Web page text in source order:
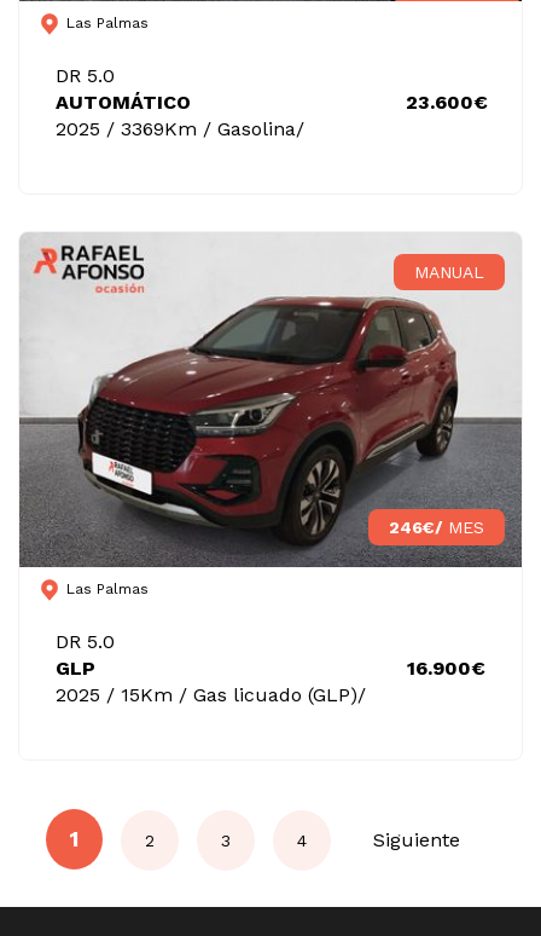
Las Palmas
DR 5.0
AUTOMÁTICO
2025 / 3369Km / Gasolina/
23.600€
MANUAL
246€/ MES
Las Palmas
DR 5.0
GLP
2025 / 15Km / Gas licuado (GLP)/
16.900€
1 2 3 4 Siguiente